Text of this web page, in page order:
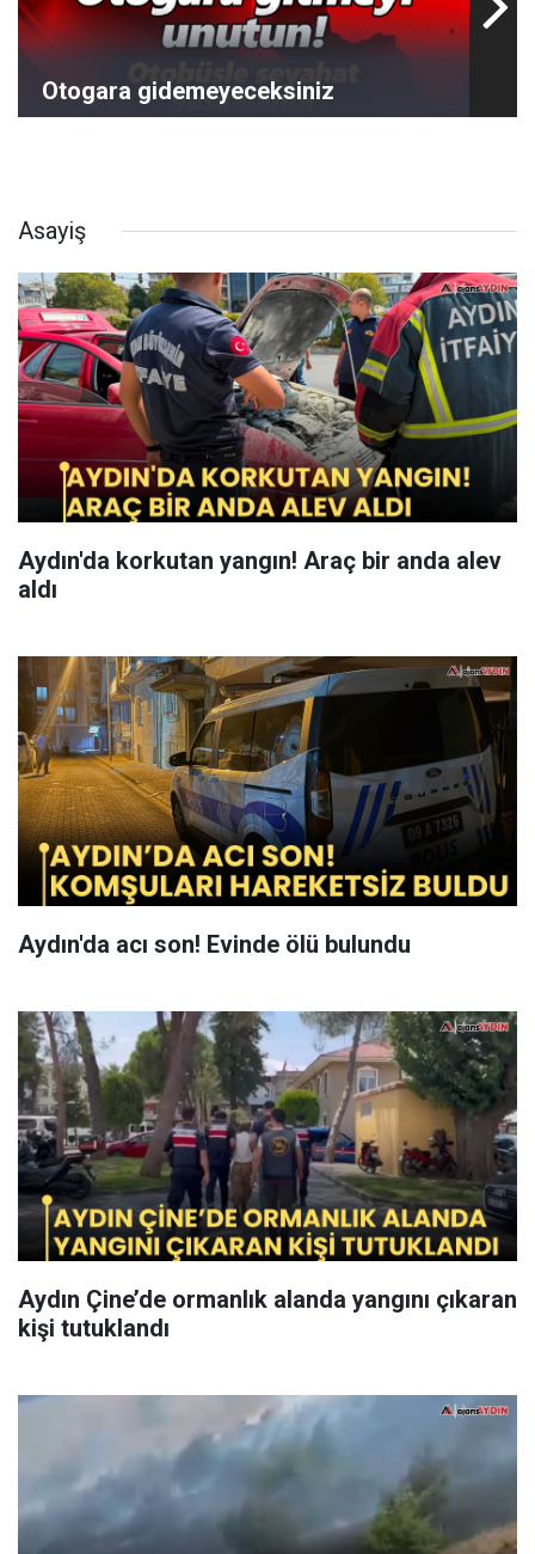
Otogara gidemeyeceksiniz
Asayiş
Aydın'da korkutan yangın! Araç bir anda alev
aldı
Aydın'da acı son! Evinde ölü bulundu
Aydın Çine’de ormanlık alanda yangını çıkaran
kişi tutuklandı